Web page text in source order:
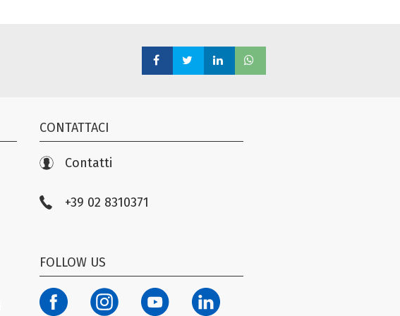
CONTATTACI
Contatti
+39 02 8310371
FOLLOW US